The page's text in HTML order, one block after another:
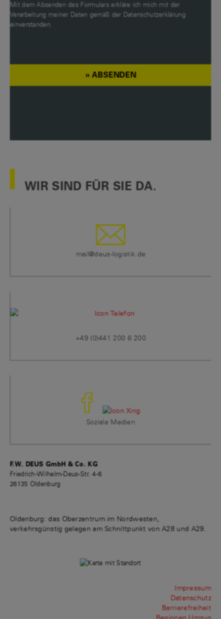
Mit dem Absenden des Formulars erkläre ich mich mit der
Verarbeitung meiner Daten gemäß der Datenschutzerklärung
einverstanden.
ABSENDEN
WIR SIND FÜR SIE DA.
mail@deus-logistik.de
+49 (0)441 200 6 200
Soziale Medien
F.W. DEUS GmbH & Co. KG
Friedrich-Wilhelm-Deus-Str. 4-6
26135 Oldenburg
Impressum
Datenschutz
Barrierefreiheit
Regionen Umzug
Oldenburg: das Oberzentrum im Nordwesten,
verkehrsgünstig gelegen am Schnittpunkt von A28 und A29.